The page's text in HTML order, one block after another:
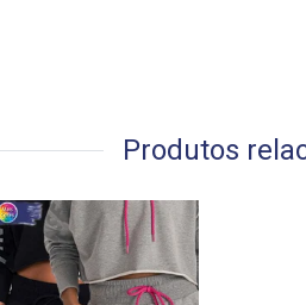
Produtos